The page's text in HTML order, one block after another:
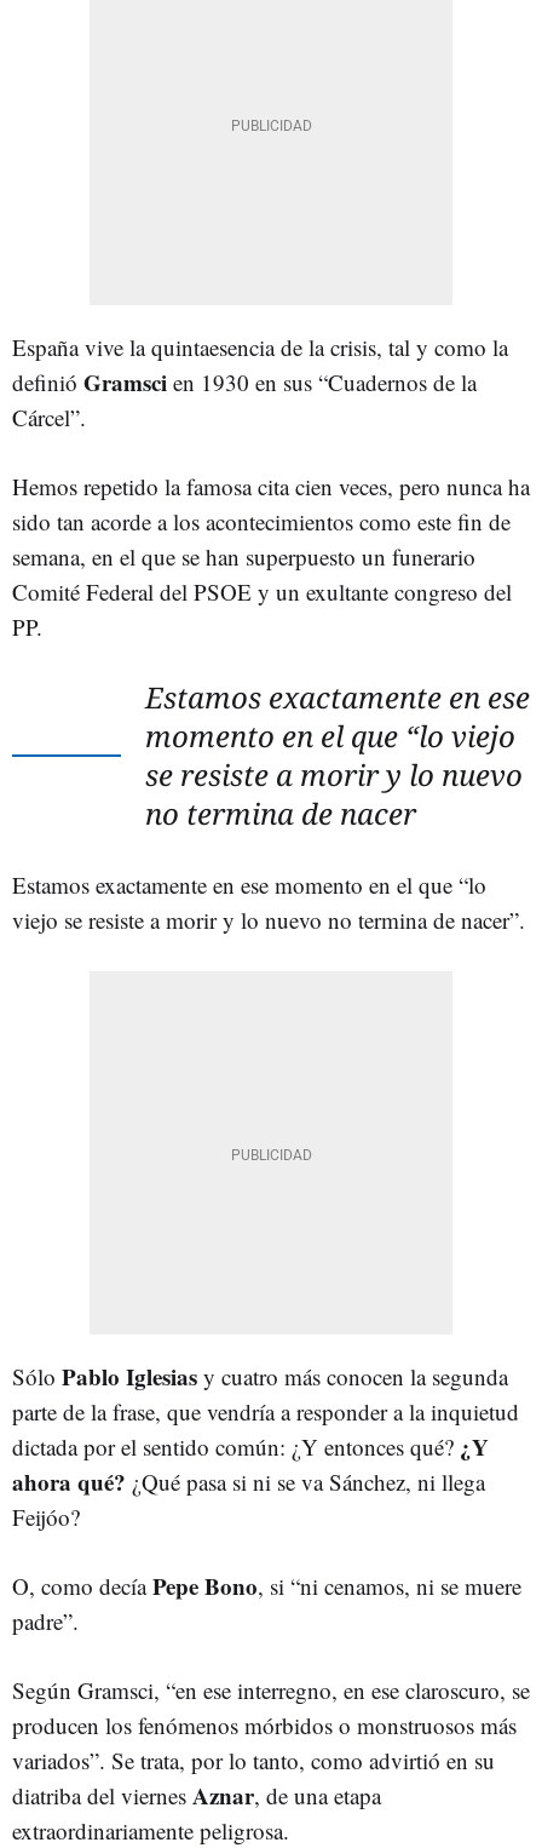
España vive la quintaesencia de la crisis, tal y como la
definió Gramsci en 1930 en sus “Cuadernos de la
Cárcel”.
Hemos repetido la famosa cita cien veces, pero nunca ha
sido tan acorde a los acontecimientos como este fin de
semana, en el que se han superpuesto un funerario
Comité Federal del PSOE y un exultante congreso del
PP.
Estamos exactamente en ese
momento en el que “lo viejo
se resiste a morir y lo nuevo
no termina de nacer
Estamos exactamente en ese momento en el que “lo
viejo se resiste a morir y lo nuevo no termina de nacer”.
Sólo Pablo Iglesias y cuatro más conocen la segunda
parte de la frase, que vendría a responder a la inquietud
dictada por el sentido común: ¿Y entonces qué? ¿Y
ahora qué? ¿Qué pasa si ni se va Sánchez, ni llega
Feijóo?
O, como decíaPepe Bono, si “ni cenamos, ni se muere
padre”.
Según Gramsci, “en ese interregno, en ese claroscuro, se
producen los fenómenos mórbidos o monstruosos más
variados”. Se trata, por lo tanto, como advirtió en su
diatriba del viernes Aznar, de una etapa
extraordinariamente peligrosa.